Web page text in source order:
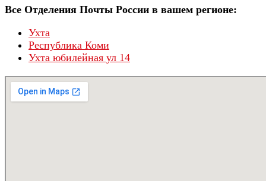
Все Отделения Почты России в вашем регионе:
Ухта
Республика Коми
Ухта юбилейная ул 14